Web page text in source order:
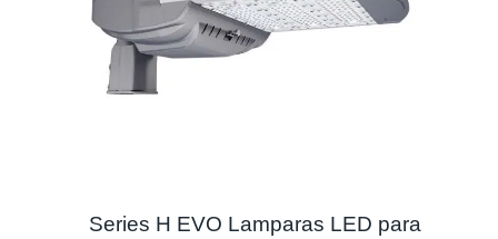
Series H EVO Lamparas LED para